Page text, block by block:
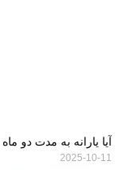
آیا یارانه به مدت دو
2025-10-11